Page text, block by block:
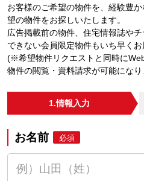
お客様のご希望の物件を、経験豊
望の物件をお探しいたします。
広告掲載前の物件、住宅情報誌や
できない会員限定物件もいち早くお
(※希望物件リクエストと同時に
物件の閲覧・資料請求が可能になり
1.情報入力
お名前 必須